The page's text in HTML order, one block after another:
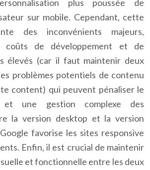
plus poussée de
sur mobile. Cependant, cette
des inconvénients majeurs,
coûts de développement et de
élevés (car il faut maintenir deux
problèmes potentiels de contenu
content) qui peuvent pénaliser le
et une gestion complexe des
la version desktop et la version
favorise les sites responsive
Enfin, il est crucial de maintenir
et fonctionnelle entre les deux